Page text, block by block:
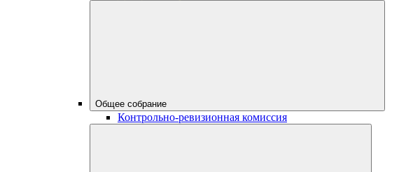
Общее собрание
Контрольно-ревизионная комиссия